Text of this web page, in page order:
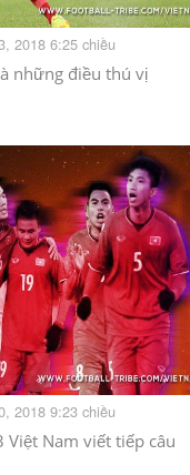
2018 6:25 chiều
những điều thú vị
2018 9:23 chiều
Việt Nam viết tiếp câu